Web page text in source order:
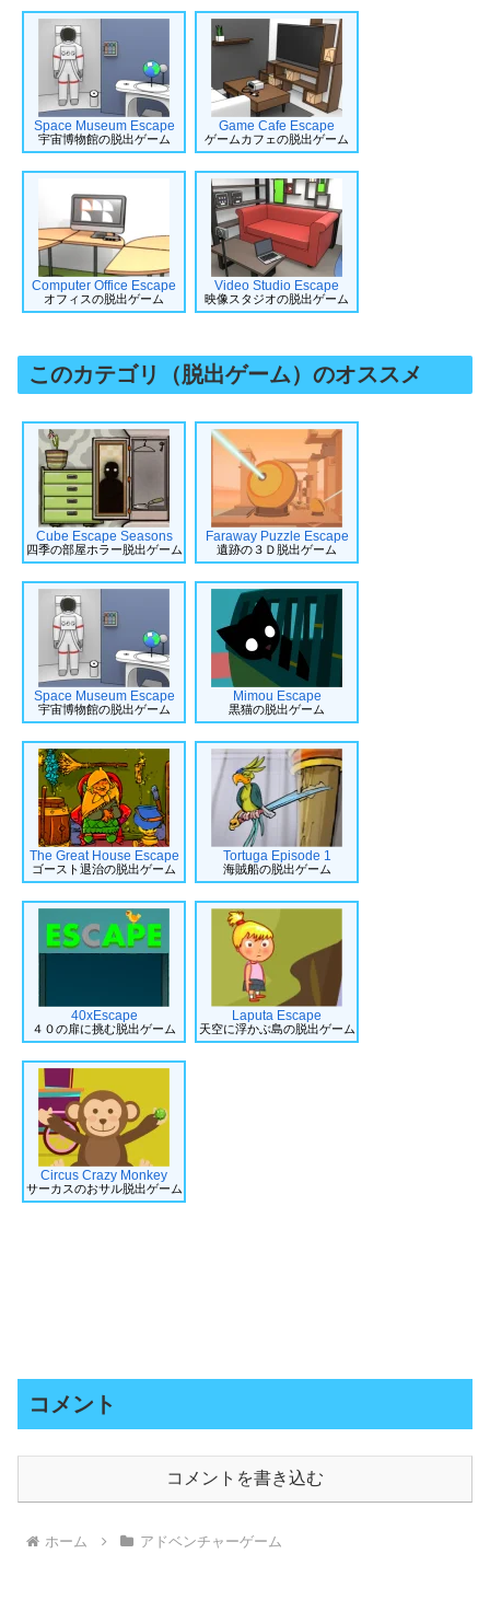
Space Museum Escape
宇宙博物館の脱出ゲーム
Game Cafe Escape
ゲームカフェの脱出ゲーム
Computer Office Escape
オフィスの脱出ゲーム
Video Studio Escape
映像スタジオの脱出ゲーム
このカテゴリ（脱出ゲーム）のオススメ
Cube Escape Seasons
四季の部屋ホラー脱出ゲーム
Faraway Puzzle Escape
遺跡の３Ｄ脱出ゲーム
Space Museum Escape
宇宙博物館の脱出ゲーム
Mimou Escape
黒猫の脱出ゲーム
The Great House Escape
ゴースト退治の脱出ゲーム
Tortuga Episode 1
海賊船の脱出ゲーム
40xEscape
４０の扉に挑む脱出ゲーム
Laputa Escape
天空に浮かぶ島の脱出ゲーム
Circus Crazy Monkey
サーカスのおサル脱出ゲーム
コメント
コメントを書き込む
ホーム アドベンチャーゲーム